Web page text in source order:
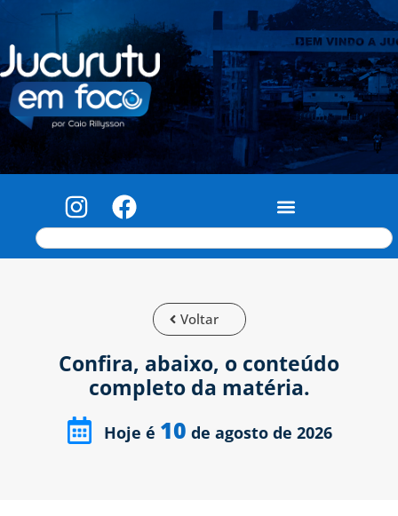
Voltar
Confira, abaixo, o conteúdo
completo da matéria.
Hoje é 10 de agosto de 2026